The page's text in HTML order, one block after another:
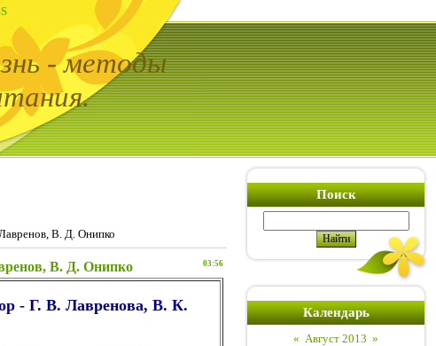
- методы
В. Д. Онипко
03:56
В. Д. Онипко
- Г. В. Лавренова, В. К.
Поиск
Календарь
« Август 2013 »